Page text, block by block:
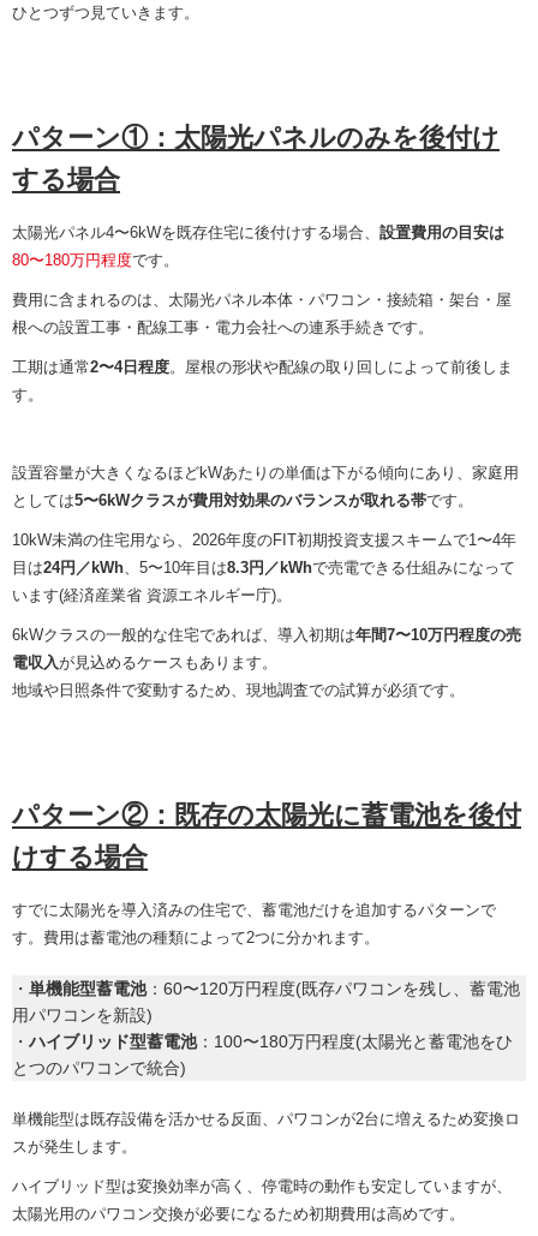
ひとつずつ見ていきます。
パターン①：太陽光パネルのみを後付け
する場合
太陽光パネル4〜6kWを既存住宅に後付けする場合、 設置費用の目安は
80〜180万円程度です。
費用に含まれるのは、太陽光パネル本体・パワコン・接続箱・架台・屋
根への設置工事・配線工事・電力会社への連系手続きです。
工期は通常2〜4日程度。屋根の形状や配線の取り回しによって前後しま
す。
設置容量が大きくなるほどkWあたりの単価は下がる傾向にあり、家庭用
としては5〜6kWクラスが費用対効果のバランスが取れる帯です。
10kW未満の住宅用なら、2026年度のFIT初期投資支援スキームで1〜4年
目は24円／kWh 、5〜10年目は8.3円／kWhで売電できる仕組みになって
います(経済産業省 資源エネルギー庁)。
6kWクラスの一般的な住宅であれば、導入初期は年間7〜10万円程度の売
電収入が見込めるケースもあります。
地域や日照条件で変動するため、現地調査での試算が必須です。
パターン②：既存の太陽光に蓄電池を後付
けする場合
すでに太陽光を導入済みの住宅で、蓄電池だけを追加するパターンで
す。費用は蓄電池の種類によって2つに分かれます。
・ 単機能型蓄電池：60〜120万円程度(既存パワコンを残し、蓄電池
用パワコンを新設)
・ ハイブリッド型蓄電池：100〜180万円程度(太陽光と蓄電池をひ
とつのパワコンで統合)
単機能型は既存設備を活かせる反面、パワコンが2台に増えるため変換ロ
スが発生します。
ハイブリッド型は変換効率が高く、停電時の動作も安定していますが、
太陽光用のパワコン交換が必要になるため初期費用は高めです。